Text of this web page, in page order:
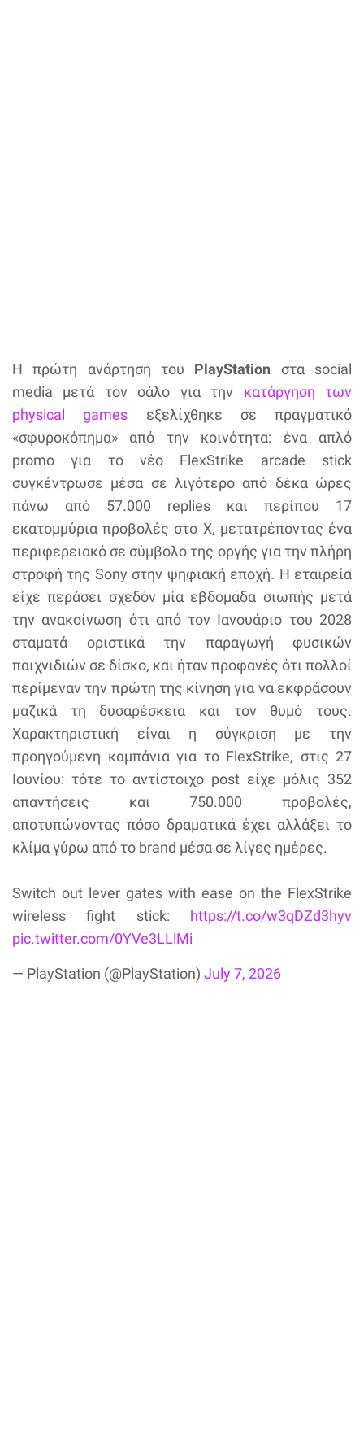
Η πρώτη ανάρτηση του PlayStation στα social
media μετά τον σάλο για την κατάργηση των
physical games εξελίχθηκε σε πραγματικό
«σφυροκόπημα» από την κοινότητα: ένα απλό
promo για το νέο FlexStrike arcade stick
συγκέντρωσε μέσα σε λιγότερο από δέκα ώρες
πάνω από 57.000 replies και περίπου 17
εκατομμύρια προβολές στο X, μετατρέποντας ένα
περιφερειακό σε σύμβολο της οργής για την πλήρη
στροφή της Sony στην ψηφιακή εποχή. Η εταιρεία
είχε περάσει σχεδόν μία εβδομάδα σιωπής μετά
την ανακοίνωση ότι από τον Ιανουάριο του 2028
σταματά οριστικά την παραγωγή φυσικών
παιχνιδιών σε δίσκο, και ήταν προφανές ότι πολλοί
περίμεναν την πρώτη της κίνηση για να εκφράσουν
μαζικά τη δυσαρέσκεια και τον θυμό τους.
Χαρακτηριστική είναι η σύγκριση με την
προηγούμενη καμπάνια για το FlexStrike, στις 27
Ιουνίου: τότε το αντίστοιχο post είχε μόλις 352
απαντήσεις και 750.000 προβολές,
αποτυπώνοντας πόσο δραματικά έχει αλλάξει το
κλίμα γύρω από το brand μέσα σε λίγες ημέρες.
Switch out lever gates with ease on the FlexStrike
wireless fight stick: https://t.co/w3qDZd3hyv
pic.twitter.com/0YVe3LLlMi
— PlayStation (@PlayStation) July 7, 2026